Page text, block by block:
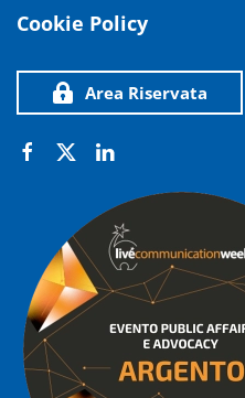
Cookie Policy
Area Riservata